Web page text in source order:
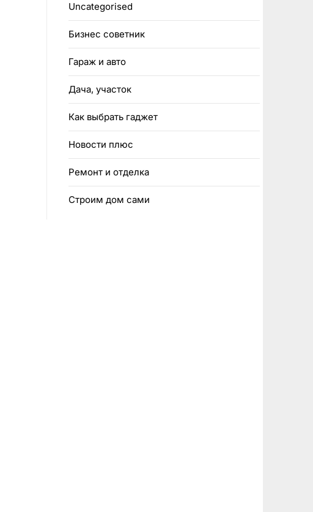
Uncategorised
Бизнес советник
Гараж и авто
Дача, участок
Как выбрать гаджет
Новости плюс
Ремонт и отделка
Строим дом сами